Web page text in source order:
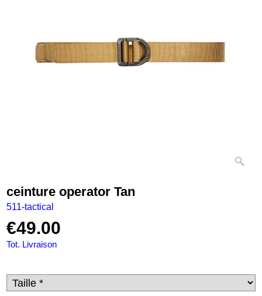
ceinture operator Tan
511-tactical
€49.00
Tot. Livraison